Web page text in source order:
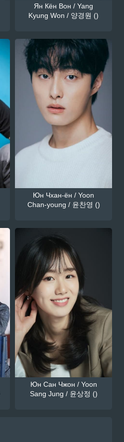
Ян Кён Вон / Yang
Kyung Won / 양경원 ()
Юн Чхан-ён / Yoon
Chan-young / 윤찬영 ()
Юн Сан Чжон / Yoon
Sang Jung / 윤상정 ()